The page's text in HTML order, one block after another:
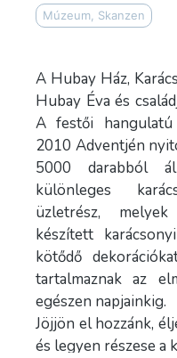
Múzeum, Skanzen
A Hubay Ház,
Hubay Éva és
A festői hangulatú
2010 Adventjén
5000 darabból
különleges
üzletrész,
készített
kötődő
tartalmaznak az
egészen napjainkig.
Jöjjön el hozzánk,
és legyen részese a